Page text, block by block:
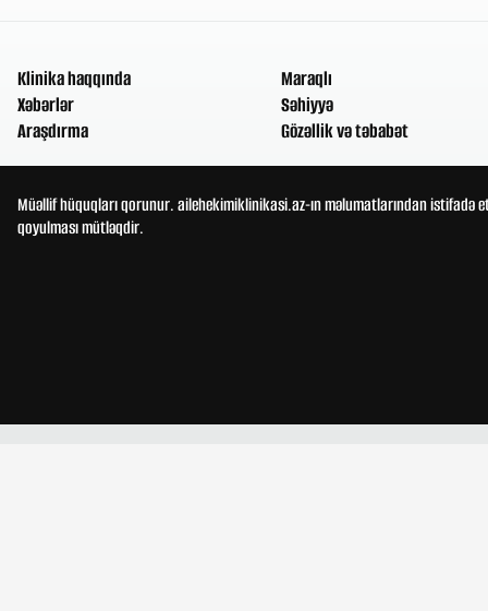
Klinika haqqında
Xəbərlər
Araşdırma
Maraqlı
Səhiyyə
Gözəllik və təbabət
Müəllif hüquqları qorunur. ailehekimiklinikasi.az-ın məlumatlarından
qoyulması mütləqdir.